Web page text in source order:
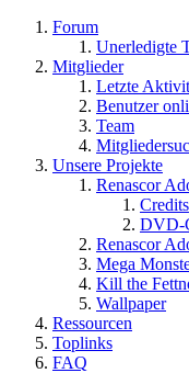
Forum
Unerledigte
Mitglieder
Letzte
Benutzer
Team
Unsere Projekte
Renascor
Credits
DVD-
Renascor
Mega
Kill the
Wallpaper
Ressourcen
Toplinks
FAQ